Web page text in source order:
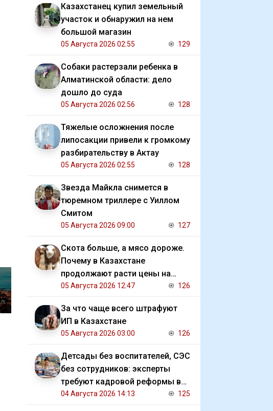
Казахстанец купил земельный
участок и обнаружил на нем
большой магазин
05 Августа 2026 02:55 129
Собаки растерзали ребенка в
Алматинской области: дело
дошло до суда
05 Августа 2026 02:56 128
Тяжелые осложнения после
липосакции привели к громкому
разбирательству в Актау
05 Августа 2026 02:55 128
Звезда Майкла снимется в
тюремном триллере с Уиллом
Смитом
05 Августа 2026 09:00 127
Скота больше, а мясо дороже.
Почему в Казахстане
продолжают расти цены на
баранину и конину
05 Августа 2026 12:47 126
За что чаще всего штрафуют
ИП в Казахстане
05 Августа 2026 03:00 126
Детсады без воспитателей, СЭС
без сотрудников: эксперты
требуют кадровой реформы в
Казахстане
04 Августа 2026 14:13 125